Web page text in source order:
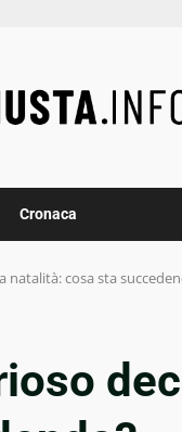
Cronaca
natalità: cosa sta